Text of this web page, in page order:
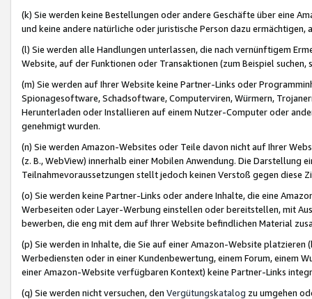
(k) Sie werden keine Bestellungen oder andere Geschäfte über eine
und keine andere natürliche oder juristische Person dazu
(l) Sie werden alle Handlungen unterlassen, die nach vernünftigem
Website, auf der Funktionen oder Transaktionen (zum Beispiel
(m) Sie werden auf Ihrer Website keine Partner-Links oder
Spionagesoftware, Schadsoftware, Computerviren, Würmern,
Herunterladen oder Installieren auf einem Nutzer-Computer oder
genehmigt wurden.
(n) Sie werden Amazon-Websites oder Teile davon nicht auf Ihrer
(z. B., WebView) innerhalb einer Mobilen Anwendung. Die Darstellung
Teilnahmevoraussetzungen stellt jedoch keinen Verstoß gegen diese
(o) Sie werden keine Partner-Links oder andere Inhalte, die eine
Werbeseiten oder Layer-Werbung einstellen oder bereitstellen, mit
bewerben, die eng mit dem auf Ihrer Website befindlichen Material
(p) Sie werden in Inhalte, die Sie auf einer Amazon-Website
Werbediensten oder in einer Kundenbewertung, einem Forum, einem
einer Amazon-Website verfügbaren Kontext) keine Partner-Links
(q) Sie werden nicht versuchen, den Vergütungskatalog zu umgehen